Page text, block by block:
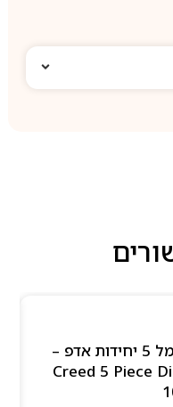
קריד דיסקברי סט לגבר 10 מל 5 יחידות אדפ –
Creed 5 Piece